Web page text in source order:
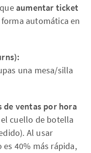
aumentar ticket
automática en
una mesa/silla
de ventas por hora
cuello de botella
Al usar
40% más rápida,